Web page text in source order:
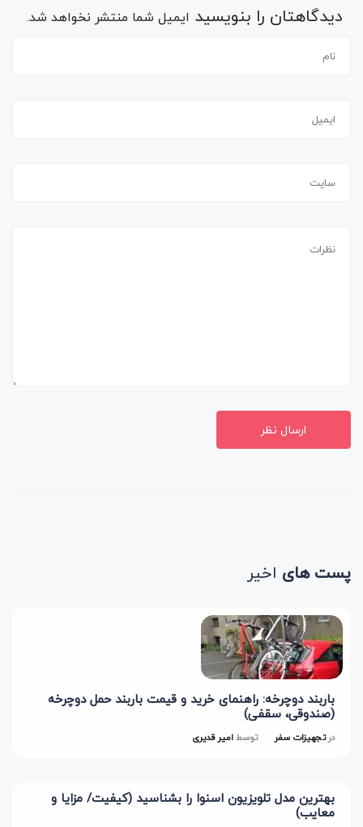
دیدگاهتان را بنویسید ایمیل شما منتشر نخواهد شد.
ارسال نظر
پست های اخیر
باربند دوچرخه: راهنمای خرید و قیمت باربند حمل دوچرخه
(صندوقی، سقفی)
درتجهیزات سفر توسطامیر قدیری
بهترین مدل تلویزیون اسنوا را بشناسید (کیفیت/ مزایا و
معایب)